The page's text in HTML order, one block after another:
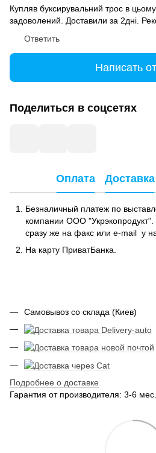
Купляв буксирувальний трос в
задоволений. Доставили за 2дні.
Ответить
Написать
Поделиться в соцсетях
Оплата Доставка
Безналичный платеж по
компании ООО
сразу же на факс или e-mail у
На карту ПриватБанка.
Самовывоз со склада (Киев)
Подробнее о доставке
Гарантия от производителя: 3-6